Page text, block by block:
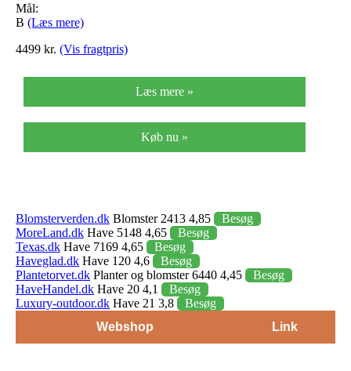
Mål:
B (Læs mere)
4499 kr. (Vis fragtpris)
Læs mere »
Køb nu »
Blomsterverden.dk Blomster 2413 4,85
Besøg
MoreLand.dk Have 5148 4,65
Besøg
Texas.dk Have 7169 4,65
Besøg
Haveglad.dk Have 120 4,6
Besøg
Plantetorvet.dk Planter og blomster 6440 4,45
Besøg
HaveHandel.dk Have 20 4,1
Besøg
Luxury-outdoor.dk Have 21 3,8
Besøg
Webshop
Link